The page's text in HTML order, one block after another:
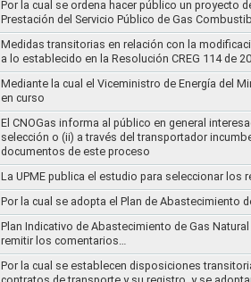
Por la cual se ordena hacer público un proyecto
Prestación del Servicio Público de Gas
Medidas transitorias en relación con la
a lo establecido en la Resolución CREG 114 de
Mediante la cual el Viceministro de Energía del
en curso
El CNOGas informa al público en general
selección o (ii) a través del transportador
documentos de este proceso
La UPME publica el estudio para seleccionar los
Por la cual se adopta el Plan de Abastecimiento
Plan Indicativo de Abastecimiento de Gas
remitir los comentarios…
Por la cual se establecen disposiciones